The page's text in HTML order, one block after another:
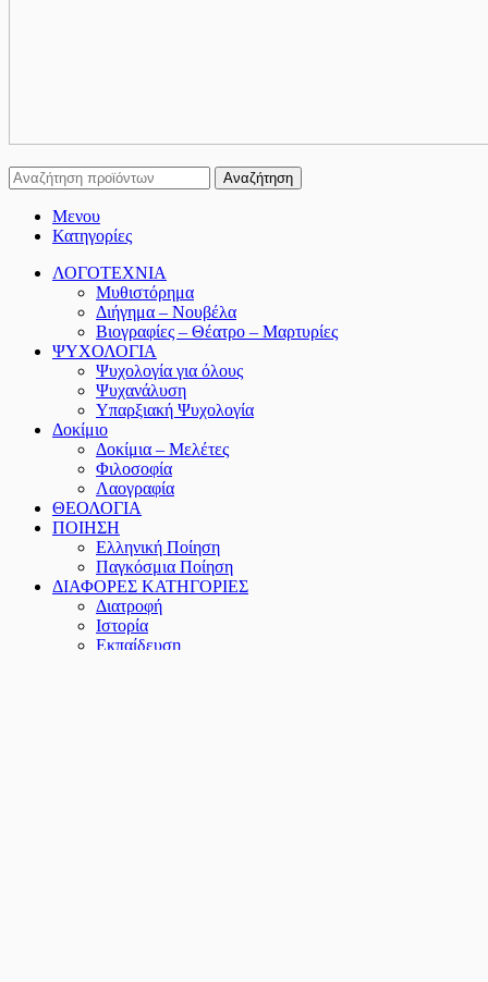
Αναζήτηση
Μενου
Κατηγορίες
ΛΟΓΟΤΕΧΝΙΑ
Μυθιστόρημα
Διήγημα – Νουβέλα
Βιογραφίες – Θέατρο – Μαρτυρίες
ΨΥΧΟΛΟΓΙΑ
Ψυχολογία για όλους
Ψυχανάλυση
Υπαρξιακή Ψυχολογία
Δοκίμιο
Δοκίμια – Μελέτες
Φιλοσοφία
Λαογραφία
ΘΕΟΛΟΓΙΑ
ΠΟΙΗΣΗ
Ελληνική Ποίηση
Παγκόσμια Ποίηση
ΔΙΑΦΟΡΕΣ ΚΑΤΗΓΟΡΙΕΣ
Διατροφή
Ιστορία
Εκπαίδευση